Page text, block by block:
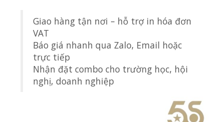
Giao hàng tận nơi – hỗ trợ in hóa đơn
VAT
Báo giá nhanh qua Zalo, Email hoặc
trực tiếp
Nhận đặt combo cho trường học, hội
nghị, doanh nghiệp